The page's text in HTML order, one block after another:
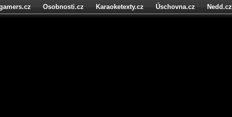
Osobnosti.cz Karaoketexty.cz Úschovna.cz
Nedd.cz